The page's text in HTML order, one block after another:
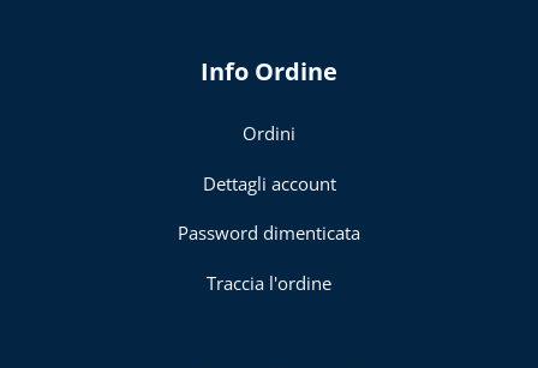
Info Ordine
Ordini
Dettagli account
Password dimenticata
Traccia l'ordine